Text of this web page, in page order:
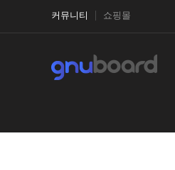
커뮤니티 쇼핑몰